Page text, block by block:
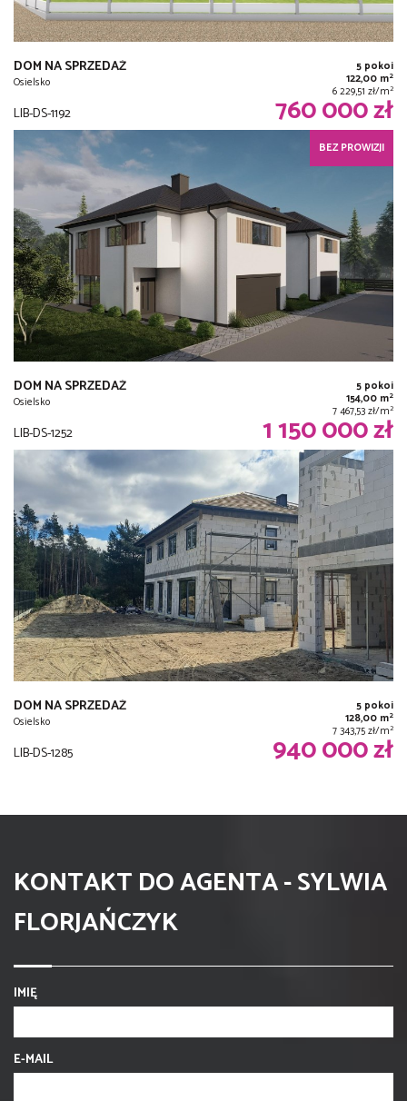
DOM NA SPRZEDAŻ
Osielsko
5 pokoi
122,00 m2
6 229,51 zł/m2
LIB-DS-1192 760 000 zł
BEZ PROWIZJI
DOM NA SPRZEDAŻ
Osielsko
5 pokoi
154,00 m2
7 467,53 zł/m2
LIB-DS-1252 1 150 000 zł
DOM NA SPRZEDAŻ
Osielsko
5 pokoi
128,00 m2
7 343,75 zł/m2
LIB-DS-1285 940 000 zł
KONTAKT DO AGENTA - SYLWIA
FLORJAŃCZYK
IMIĘ
E-MAIL